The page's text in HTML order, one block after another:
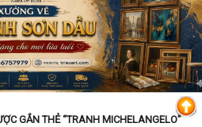
GẮN THẺ “TRANH MICHELANGELO”